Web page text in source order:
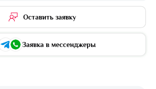
Оставить заявку
Заявка в мессенджеры